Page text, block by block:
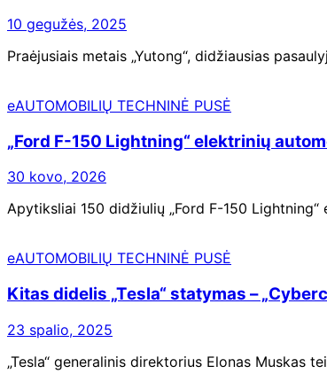
10 gegužės, 2025
Praėjusiais metais „Yutong“, didžiausias
eAUTOMOBILIŲ TECHNINĖ PUSĖ
„Ford F-150 Lightning“ elektrinių
30 kovo, 2026
Apytiksliai 150 didžiulių „Ford F-150
eAUTOMOBILIŲ TECHNINĖ PUSĖ
Kitas didelis „Tesla“ statymas –
23 spalio, 2025
„Tesla“ generalinis direktorius Elonas